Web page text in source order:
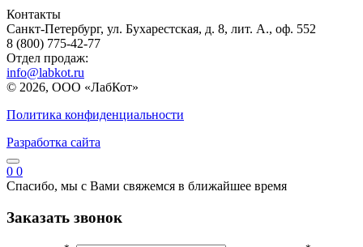
Контакты
Санкт-Петербург, ул. Бухарестская, д. 8, лит. А., оф. 552
8 (800) 775-42-77
Отдел продаж:
info@labkot.ru
© 2026, ООО «ЛабКот»
Политика конфиденциальности
Разработка сайта
0 0
Спасибо, мы с Вами свяжемся в ближайшее время
Заказать звонок